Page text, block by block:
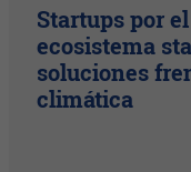
Startups por
ecosistema
soluciones
climática